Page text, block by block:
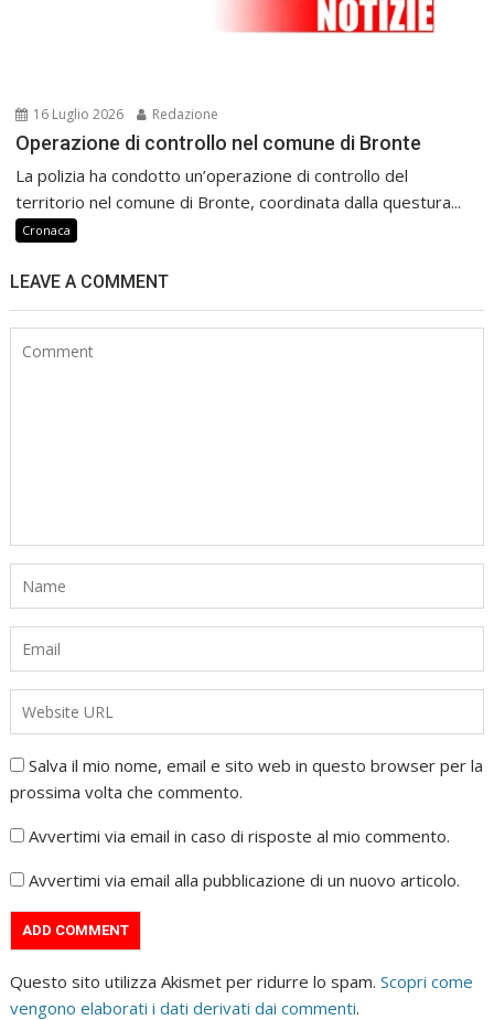
16 Luglio 2026 Redazione
Operazione di controllo nel comune di Bronte
La polizia ha condotto un’operazione di controllo del
territorio nel comune di Bronte, coordinata dalla questura...
Cronaca
LEAVE A COMMENT
Salva il mio nome, email e sito web in questo browser per la
prossima volta che commento.
Avvertimi via email in caso di risposte al mio commento.
Avvertimi via email alla pubblicazione di un nuovo articolo.
Questo sito utilizza Akismet per ridurre lo spam.Scopri come
vengono elaborati i dati derivati dai commenti.